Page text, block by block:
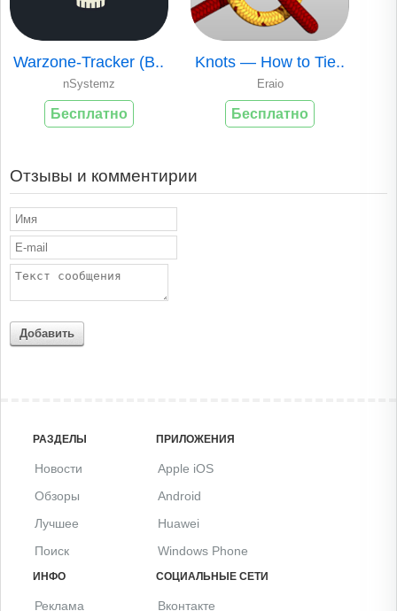
Warzone-Tracker (B..
nSystemz
Бесплатно
Knots — How to Tie..
Eraio
Бесплатно
Отзывы и комментирии
Добавить
РАЗДЕЛЫ
Новости
Обзоры
Лучшее
Поиск
ПРИЛОЖЕНИЯ
Apple iOS
Android
Huawei
Windows Phone
ИНФО
Реклама
СОЦИАЛЬНЫЕ СЕТИ
Вконтакте